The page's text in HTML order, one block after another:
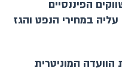
הפיננסיים
במחירי הנפט והגז
המוניטרית